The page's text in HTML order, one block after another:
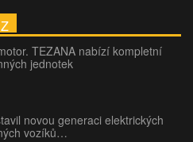
TEZANA nabízí kompletní
jednotek
novou generaci elektrických
vozíků…